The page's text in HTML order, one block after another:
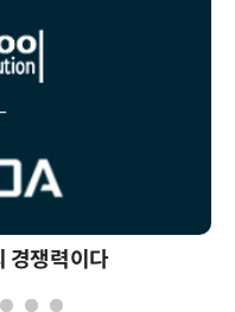
경쟁력이다